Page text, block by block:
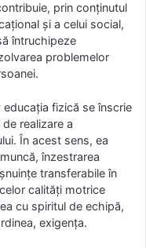
prin conţinutul
şi a celui social,
întruchipeze
problemelor
fizică se înscrie
realizare a
În acest sens, ea
înzestrarea
transferabile în
calităţi motrice
cu spiritul de echipă,
exigenţa.